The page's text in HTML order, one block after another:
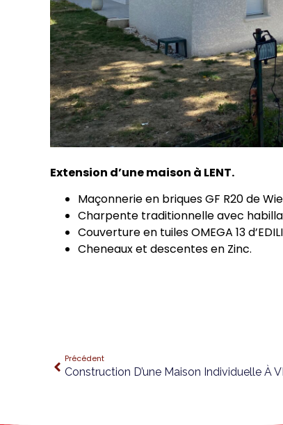
Extension d’une maison à LENT.
Maçonnerie en briques GF R20 de
Charpente traditionnelle avec
Couverture en tuiles OMEGA 13
Cheneaux et descentes en Zinc.
Précédent
Construction D’une Maison Individuelle À